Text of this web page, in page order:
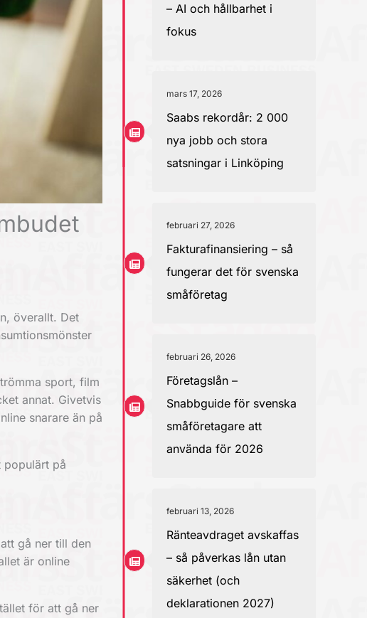
överallt. Det
sport, film
annat. Givetvis
snarare än på
populärt på
gå ner till den
är online
för att gå ner
– AI och hållbarhet i
fokus
mars 17, 2026
Saabs rekordår: 2 000
nya jobb och stora
satsningar i Linköping
februari 27, 2026
Fakturafinansiering – så
fungerar det för svenska
småföretag
februari 26, 2026
Företagslån –
Snabbguide för svenska
småföretagare att
använda för 2026
februari 13, 2026
Ränteavdraget avskaffas
– så påverkas lån utan
säkerhet (och
deklarationen 2027)